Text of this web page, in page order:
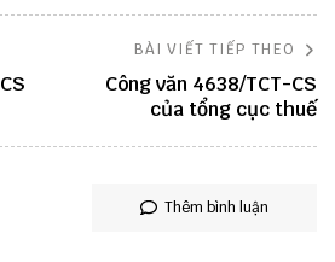
BÀI VIẾT TIẾP THEO
Công văn 4638/TCT-CS
của tổng cục thuế
Thêm bình luận